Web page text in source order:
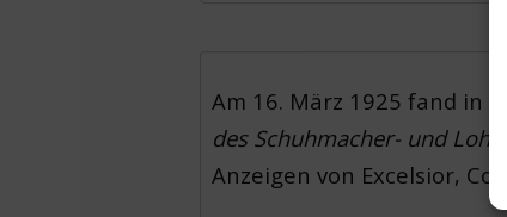
Am 16. März 1925 fand in
des Schuhmacher- und
Anzeigen von Excelsior,